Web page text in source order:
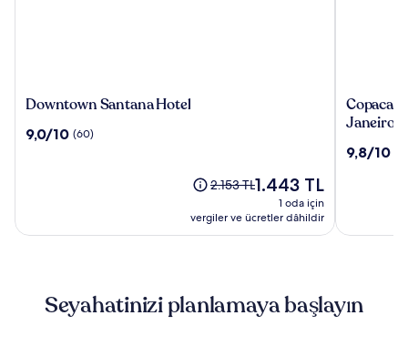
Downtown
Hotel
Downtown Santana Hotel
10
9,0/10 (60)
Eski
2.153 TL,
Standart
fazla
bilgi
2.153 TLGüncel
fiyat:
1.443 TL
1.443 TL
1 oda için
vergiler ve ücretler dâhildir
Palace,
Belmond
Janeiro
Janeiro
10
9,8/10
Seyahatinizi planlamaya başlayın